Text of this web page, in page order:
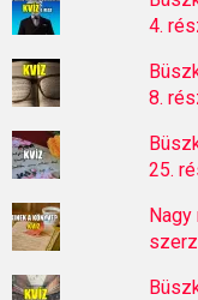
4.
8.
25.